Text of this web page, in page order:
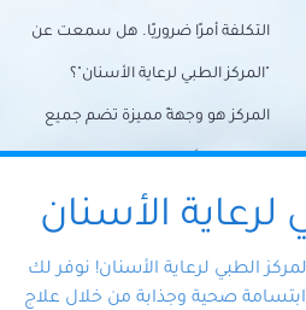
التكلفة أمرًا ضروريًا. هل سمعت عن
"المركز الطبي لرعاية الأسنان"؟
المركز هو وجهةً مميزة تضم جميع
احتياجات الأسنان تحت سقف واحد،
وتضمن لك حلاً شاملًا لجميع
المتخصص ذوي الخبرة، ستجد نفسك
لرعاية الأسنان
الطبي لرعاية الأسنان! نوفر لك
صحية وجذابة من خلال علاج